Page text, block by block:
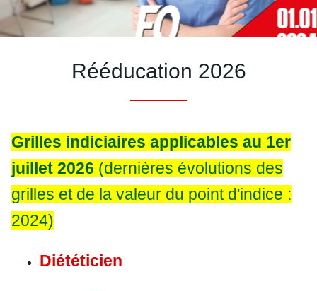
Rééducation 2026
Grilles indiciaires applicables au 1er
juillet 2026 (dernières évolutions des
grilles et de la valeur du point d'indice :
2024)
Diététicien